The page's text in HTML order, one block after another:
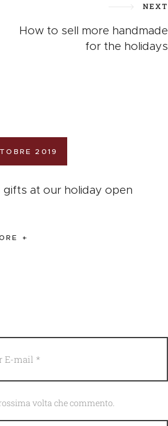
NEXT
How to sell more handmade
for the holidays
volta che commento.
2019
gifts at our holiday open